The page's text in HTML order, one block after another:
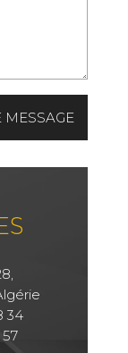
MESSAGE
34